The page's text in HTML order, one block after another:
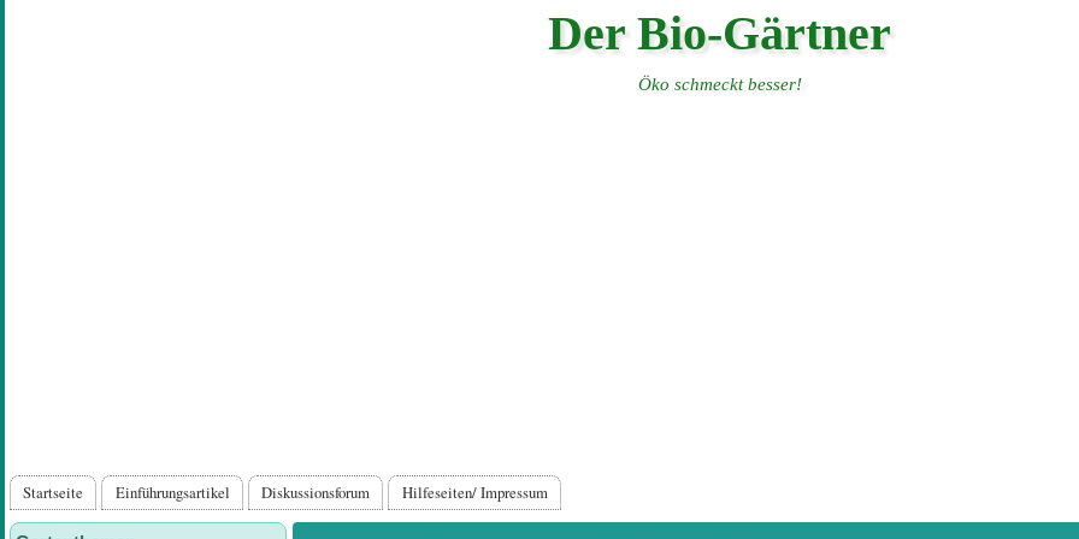
Der Bio-Gärtner
Öko schmeckt besser!
Hauptnavigation
Startseite Einführungsartikel Diskussionsforum Hilfeseiten/ Impressum